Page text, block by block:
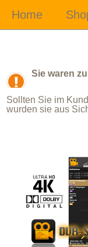
Sie waren
Sollten Sie im
wurden sie aus